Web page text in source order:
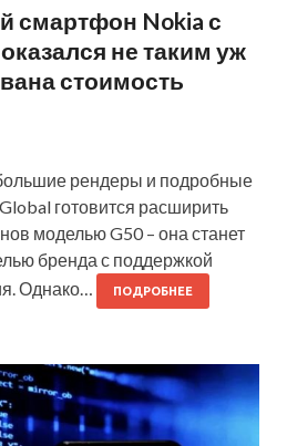
Nokia с
не таким уж
стоимость
рендеры и подробные
готовится расширить
моделью G50 – она станет
бренда с поддержкой
Однако…
ПОДРОБНЕЕ